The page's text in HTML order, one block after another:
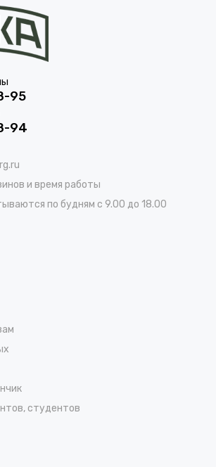
95
94
и время работы
по будням с 9.00 до 18.00
студентов